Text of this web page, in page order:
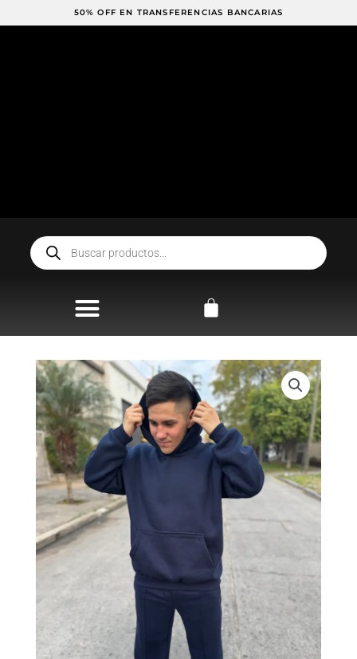
al
50% OFF EN TRANSFERENCIAS BANCARIAS
50% OFF EN EFECTIVO
Búsqueda
de
productos
Carrito